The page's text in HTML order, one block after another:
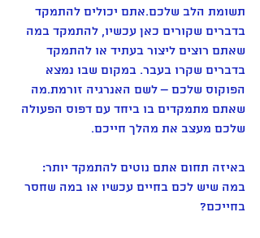
תשומת הלב שלכם.אתם יכולים להתמקד
בדברים שקורים כאן עכשיו, להתמקד במה
שאתם רוצים ליצור בעתיד או להתמקד
בדברים שקרו בעבר. במקום שבו נמצא
הפוקוס שלכם – לשם האנרגיה זורמת.מה
שאתם מתמקדים בו ביחד עם דפוס הפעולה
שלכם מעצב את מהלך חייכם.
באיזה תחום אתם נוטים להתמקד יותר:
במה שיש לכם בחיים עכשיו או במה שחסר
בחייכם?